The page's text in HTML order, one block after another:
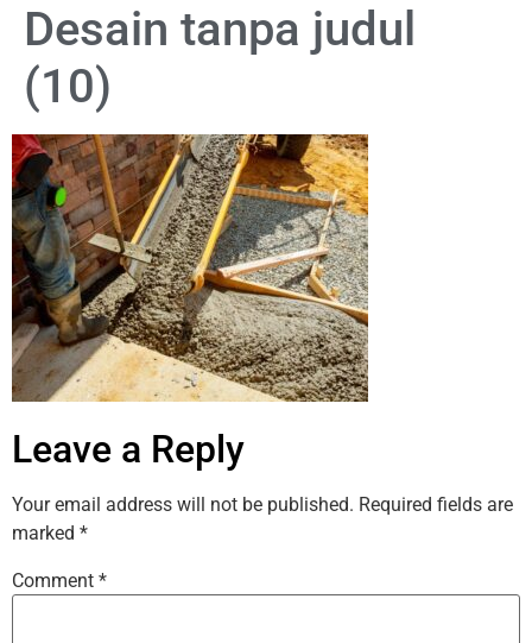
Desain tanpa judul
(10)
Leave a Reply
Your email address will not be published. Required fields are
marked *
Comment *